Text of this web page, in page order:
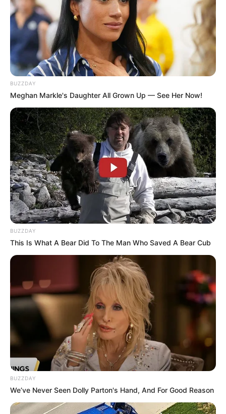
BUZZDAY
Meghan Markle's Daughter All Grown Up — See Her Now!
BUZZDAY
This Is What A Bear Did To The Man Who Saved A Bear Cub
BUZZDAY
We’ve Never Seen Dolly Parton's Hand, And For Good Reason